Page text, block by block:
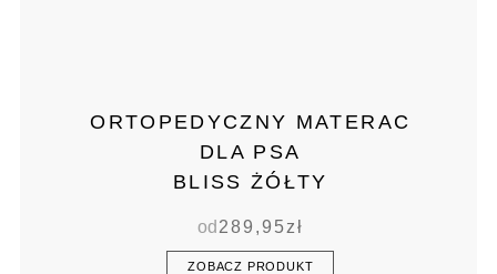
ORTOPEDYCZNY MATERAC
DLA PSA
BLISS ŻÓŁTY
od289,95zł
ZOBACZ PRODUKT